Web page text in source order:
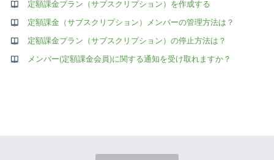
定額課金プラン（サブスクリプション）を作成する
定額課金（サブスクリプション）メンバーの管理方法は？
定額課金プラン（サブスクリプション）の停止方法は？
メンバー(定額課金会員)に関する通知を受け取れますか？